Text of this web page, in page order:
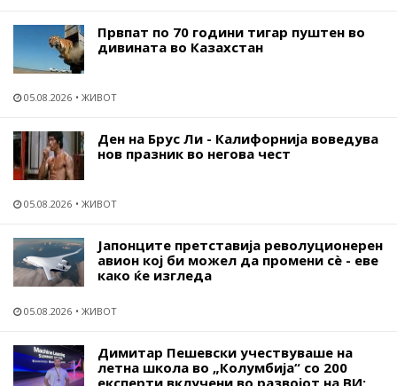
Првпат по 70 години тигар пуштен во
дивината во Казахстан
05.08.2026 ЖИВОТ
Ден на Брус Ли - Калифорнија воведува
нов празник во негова чест
05.08.2026 ЖИВОТ
Јапонците претставија револуционерен
авион кој би можел да промени сѐ - еве
како ќе изгледа
05.08.2026 ЖИВОТ
Димитар Пешевски учествуваше на
летна школа во „Колумбија“ со 200
експерти вклучени во развојот на ВИ: